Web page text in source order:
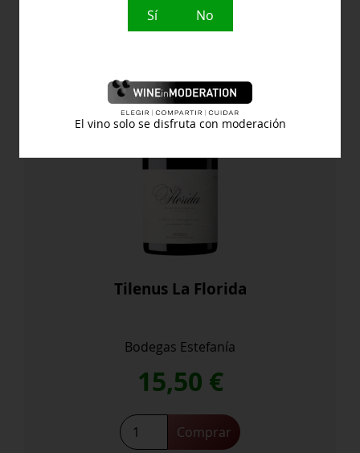
Tilenus La Florida
Bodegas Estefanía
15,50 €
Tilenus
La
Comprar
Sí No
El vino solo se disfruta con moderación